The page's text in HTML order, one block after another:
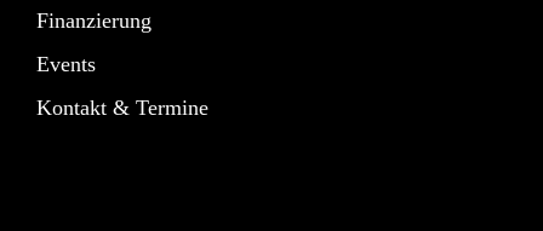
Finanzierung
Events
Kontakt & Termine